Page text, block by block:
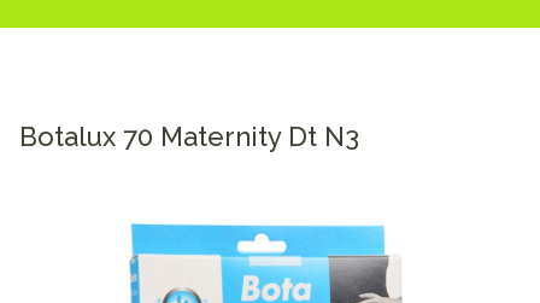
Botalux 70 Maternity Dt N3